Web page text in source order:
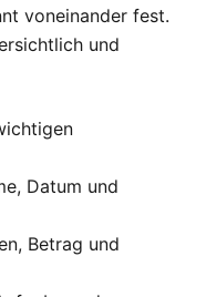
voneinander fest.
und
Datum und
Betrag und